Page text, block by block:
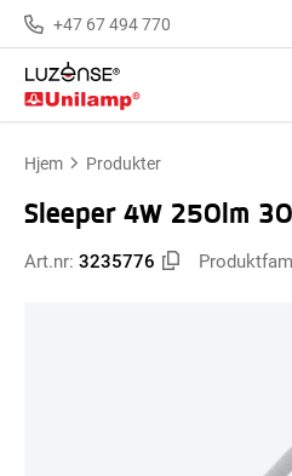
+47 67 494 770
Hjem Produkter
Sleeper 4W 250lm
Art.nr: 3235776